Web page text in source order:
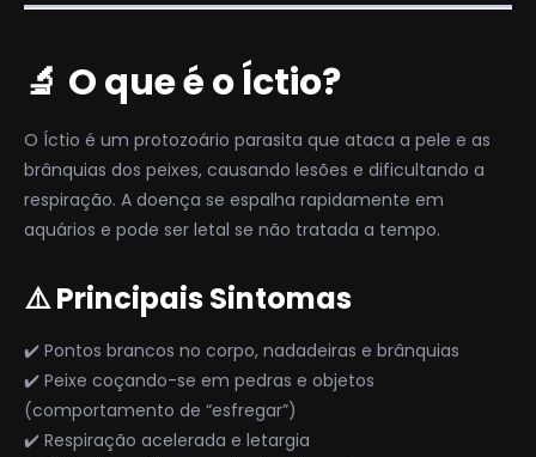
🔬 O que é o Íctio?
O Íctio é um protozoário parasita que ataca a pele e as
brânquias dos peixes, causando lesões e dificultando a
respiração. A doença se espalha rapidamente em
aquários e pode ser letal se não tratada a tempo.
⚠️ Principais Sintomas
✔️ Pontos brancos no corpo, nadadeiras e brânquias
✔️ Peixe coçando-se em pedras e objetos
(comportamento de “esfregar”)
✔️ Respiração acelerada e letargia